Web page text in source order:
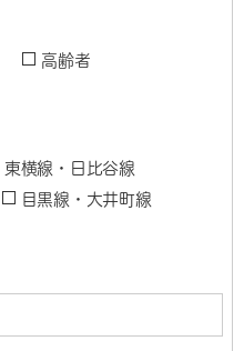
高齢者
東横線・日比谷線
目黒線・大井町線